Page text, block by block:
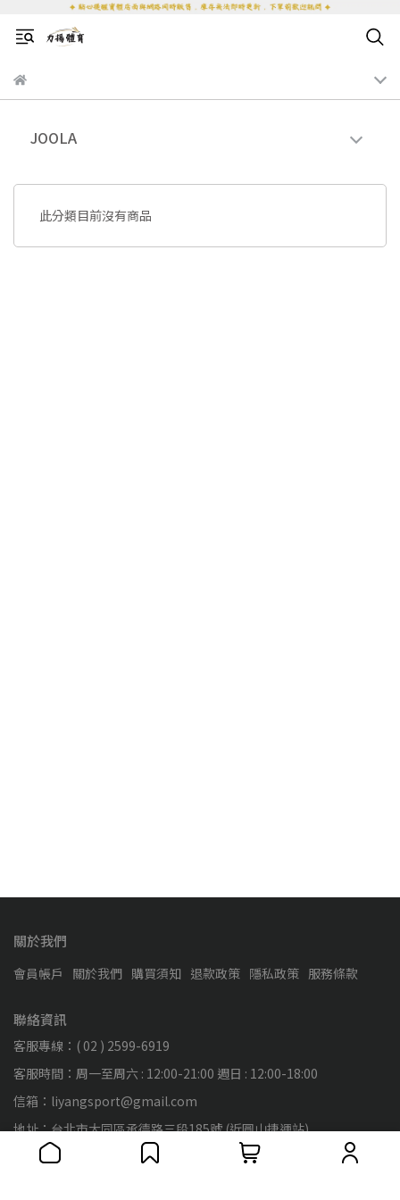
JOOLA
此分類目前沒有商品
關於我們
會員帳戶 關於我們 購買須知 退款政策 隱私政策 服務條款
聯絡資訊
客服專線：( 02 ) 2599-6919
客服時間：周一至周六 : 12:00-21:00 週日 : 12:00-18:00
信箱：liyangsport@gmail.com
地址：台北市大同區承德路三段185號 (近圓山捷運站)
統一編號：89138653